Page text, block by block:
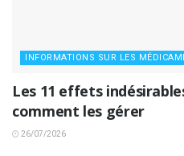
INFORMATIONS SUR LES
Les 11 effets
comment les gérer
26/07/2026